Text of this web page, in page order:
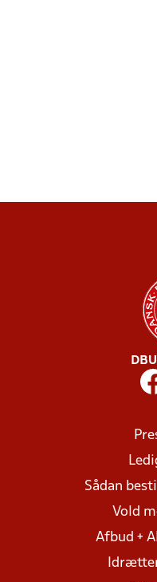
Sådan
Vold
Afbud +